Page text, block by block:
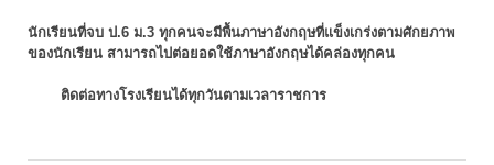
นักเรียนที่จบ ป.6 ม.3 ทุกคนจะมีพื้นภาษาอังกฤษที่แข็งเกร่งตามศักยภาพ
ของนักเรียน สามารถไปต่อยอดใช้ภาษาอังกฤษได้คล่องทุกคน
ติดต่อทางโรงเรียนได้ทุกวันตามเวลาราชการ